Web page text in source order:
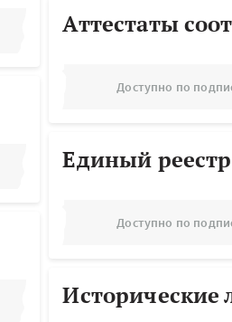
Аттестаты
Доступно по
Единый
Доступно по
Исторические